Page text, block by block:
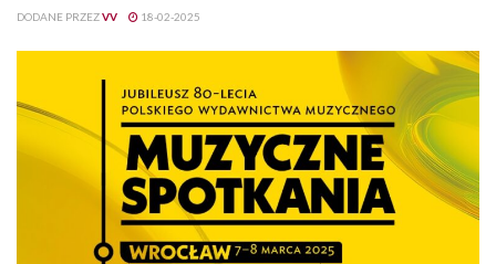
DODANE PRZEZVV 18-02-2025